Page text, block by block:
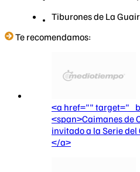
Tiburones de La
Te recomendamos:
<a href=""
<span>Caimanes de
invitado a la Serie
</a>